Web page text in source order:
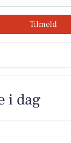
Tilmeld
i dag